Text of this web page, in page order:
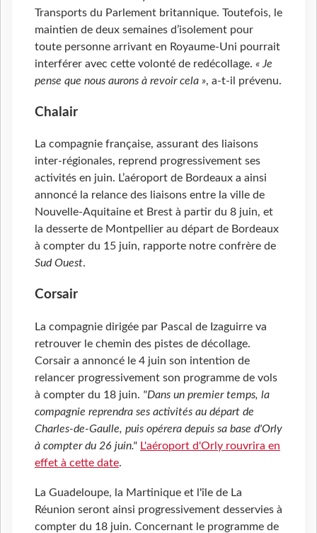
Transports du Parlement britannique. Toutefois, le
maintien de deux semaines d’isolement pour
toute personne arrivant en Royaume-Uni pourrait
interférer avec cette volonté de redécollage. « Je
pense que nous aurons à revoir cela », a-t-il prévenu.
Chalair
La compagnie française, assurant des liaisons
inter-régionales, reprend progressivement ses
activités en juin. L’aéroport de Bordeaux a ainsi
annoncé la relance des liaisons entre la ville de
Nouvelle-Aquitaine et Brest à partir du 8 juin, et
la desserte de Montpellier au départ de Bordeaux
à compter du 15 juin, rapporte notre confrère de
Sud Ouest.
Corsair
La compagnie dirigée par Pascal de Izaguirre va
retrouver le chemin des pistes de décollage.
Corsair a annoncé le 4 juin son intention de
relancer progressivement son programme de vols
à compter du 18 juin. "Dans un premier temps, la
compagnie reprendra ses activités au départ de
Charles-de-Gaulle, puis opérera depuis sa base d'Orly
à compter du 26 juin." L'aéroport d'Orly rouvrira en
effet à cette date.
La Guadeloupe, la Martinique et l'île de La
Réunion seront ainsi progressivement desservies à
compter du 18 juin. Concernant le programme de